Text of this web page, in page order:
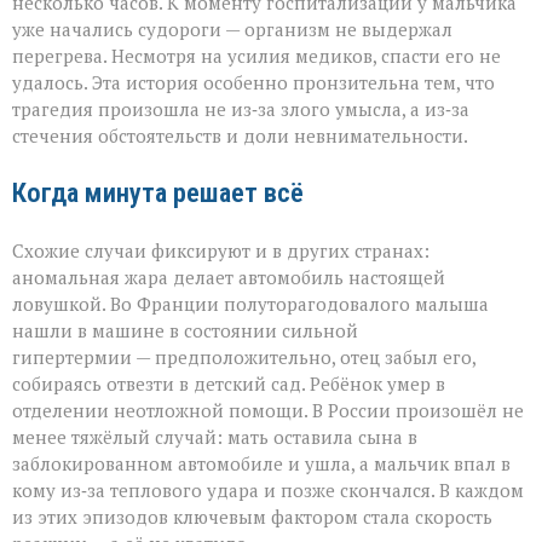
уже начались судороги — организм не выдержал
перегрева. Несмотря на усилия медиков, спасти его не
удалось. Эта история особенно пронзительна тем, что
трагедия произошла не из‑за злого умысла, а из‑за
стечения обстоятельств и доли невнимательности.
Когда минута решает всё
Схожие случаи фиксируют и в других странах:
аномальная жара делает автомобиль настоящей
ловушкой. Во Франции полуторагодовалого малыша
нашли в машине в состоянии сильной
гипертермии — предположительно, отец забыл его,
собираясь отвезти в детский сад. Ребёнок умер в
отделении неотложной помощи. В России произошёл не
менее тяжёлый случай: мать оставила сына в
заблокированном автомобиле и ушла, а мальчик впал в
кому из‑за теплового удара и позже скончался. В каждом
из этих эпизодов ключевым фактором стала скорость